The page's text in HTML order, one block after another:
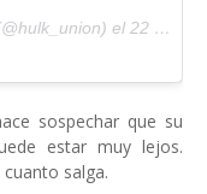
el 22 de Feb de 2015 a la(s) 8:31 PST
sospechar que su
estar muy lejos.
salga.